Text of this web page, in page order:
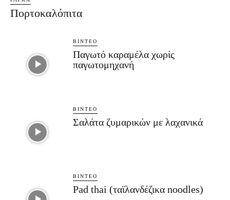
Πορτοκαλόπιτα
ΒΊΝΤΕΟ
Παγωτό καραμέλα χωρίς
παγωτομηχανή
ΒΊΝΤΕΟ
Σαλάτα ζυμαρικών με λαχανικά
ΒΊΝΤΕΟ
Pad thai (ταϊλανδέζικα noodles)